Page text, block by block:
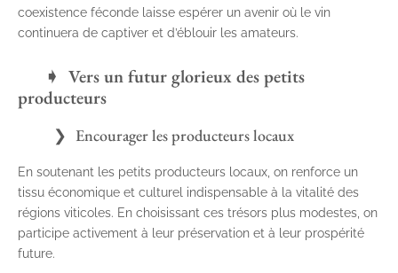
coexistence féconde laisse espérer un avenir où le vin
continuera de captiver et d’éblouir les amateurs.
Vers un futur glorieux des petits
producteurs
Encourager les producteurs locaux
En soutenant les petits producteurs locaux, on renforce un
tissu économique et culturel indispensable à la vitalité des
régions viticoles. En choisissant ces trésors plus modestes, on
participe activement à leur préservation et à leur prospérité
future.